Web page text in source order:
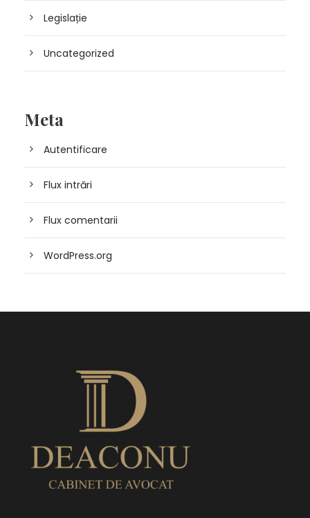
Legislație
Uncategorized
Meta
Autentificare
Flux intrări
Flux comentarii
WordPress.org